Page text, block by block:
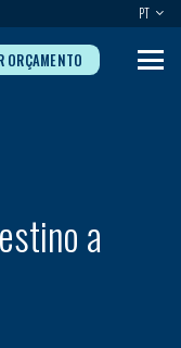
PT
ORÇAMENTO
a